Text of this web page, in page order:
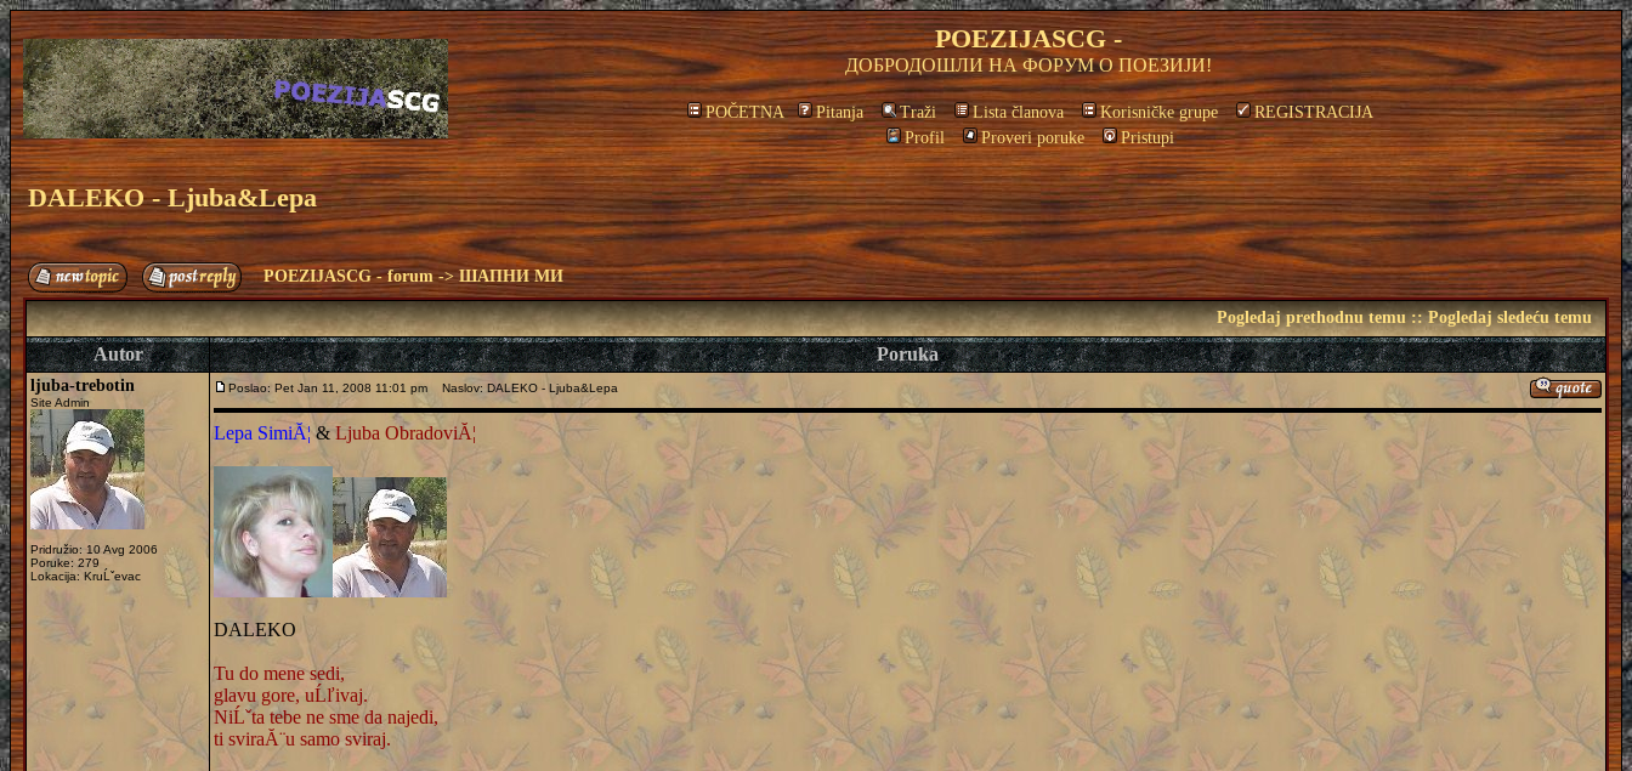
POEZIJASCG -
ДОБРОДОШЛИ НА ФОРУМ О ПОЕЗИЈИ!
POČETNA Pitanja Traži Lista članova Korisničke grupe
REGISTRACIJA
Profil
Proveri poruke Pristupi
DALEKO - Ljuba&Lepa
POEZIJASCG - forum ->ШАПНИ МИ
Pogledaj prethodnu temu::Pogledaj sledeću temu
Autor Poruka
ljuba-trebotin
Site Admin
Pridružio: 10 Avg 2006
Poruke: 279
Lokacija: KruĹˇevac
Poslao: Pet Jan 11, 2008 11:01 pm Naslov: DALEKO - Ljuba&Lepa
Lepa SimiĂ¦&Ljuba ObradoviĂ¦
DALEKO
Tu do mene sedi,
glavu gore, uĹľivaj.
NiĹˇta tebe ne sme da najedi,
ti sviraĂ¨u samo sviraj.